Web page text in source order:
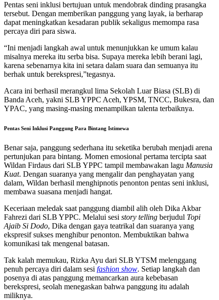
Pentas seni inklusi bertujuan untuk mendobrak dinding prasangka
tersebut. Dengan memberikan panggung yang layak, ia berharap
dapat meningkatkan kesadaran publik sekaligus memompa rasa
percaya diri para siswa.
“Ini menjadi langkah awal untuk menunjukkan ke umum kalau
misalnya mereka itu serba bisa. Supaya mereka lebih berani lagi,
karena sebenarnya kita ini setara dalam suara dan semuanya itu
berhak untuk berekspresi,”tegasnya.
Acara ini berhasil merangkul lima Sekolah Luar Biasa (SLB) di
Banda Aceh, yakni SLB YPPC Aceh, YPSM, TNCC, Bukesra, dan
YPAC, yang masing-masing menampilkan talenta terbaiknya.
Pentas Seni Inklusi Panggung Para Bintang Istimewa
Benar saja, panggung sederhana itu seketika berubah menjadi arena
pertunjukan para bintang. Momen emosional pertama tercipta saat
Wildan Firdaus dari SLB YPPC tampil membawakan lagu Manusia
Kuat. Dengan suaranya yang mengalir dan penghayatan yang
dalam, Wildan berhasil menghipnotis penonton pentas seni inklusi,
membawa suasana menjadi hangat.
Keceriaan meledak saat panggung diambil alih oleh Dika Akbar
Fahrezi dari SLB YPPC. Melalui sesi story telling berjudul Topi
Ajaib Si Dodo, Dika dengan gaya teatrikal dan suaranya yang
ekspresif sukses menghibur penonton. Membuktikan bahwa
komunikasi tak mengenal batasan.
Tak kalah memukau, Rizka Ayu dari SLB YTSM melenggang
penuh percaya diri dalam sesi fashion show. Setiap langkah dan
posenya di atas panggung memancarkan aura kebebasan
berekspresi, seolah menegaskan bahwa panggung itu adalah
miliknya.